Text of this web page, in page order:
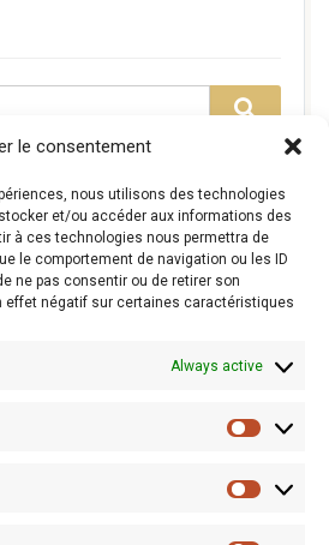
le consentement
nous utilisons des technologies
et/ou accéder aux informations des
à ces technologies nous permettra de
le comportement de navigation ou les ID
ne pas consentir ou de retirer son
effet négatif sur certaines caractéristiques
Always active